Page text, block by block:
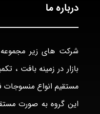
درباره ما
شرکت های زیر مجموعه
بازار در زمینه بافت ،
مستقیم انواع
این گروه به صورت